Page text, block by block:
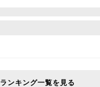
ランキング一覧を見る